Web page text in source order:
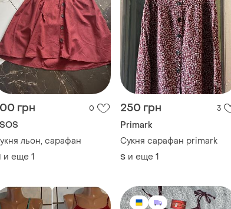
грн 0
льон, сарафан
и еще 1
250 грн 3
Primark
Сукня сарафан primark
S и еще 1